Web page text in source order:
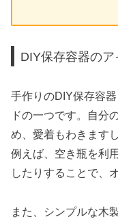
DIY保存容器のア
手作りのDIY保存容
ドの一つです。自分
め、愛着もわきます
例えば、空き瓶を利
したりすることで、
また、シンプルな木